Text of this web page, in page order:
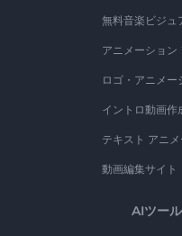
無料音楽ビジュ
アニメーション
ロゴ・アニメー
イントロ動画作
テキスト アニ
動画編集サイト
AIツール